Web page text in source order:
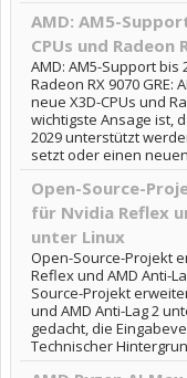
AMD: AM5-
CPUs und Radeon
AMD: AM5-Support bis
Radeon RX 9070 GRE:
neue X3D-CPUs und
wichtigste Ansage ist,
2029 unterstützt
setzt oder einen
Open-Source-
für Nvidia Reflex
unter Linux
Open-Source-Projekt
Reflex und AMD Anti-
Source-Projekt
und AMD Anti-Lag 2
gedacht, die
Technischer